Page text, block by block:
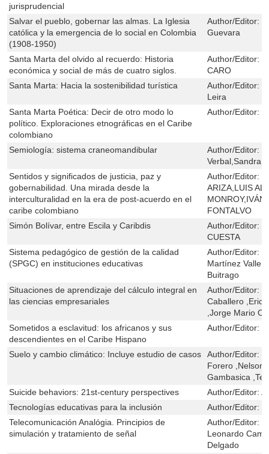
jurisprudencial
Salvar el pueblo, gobernar las almas. La Iglesia
católica y la emergencia de lo social en Colombia
(1908-1950)
Author/Editor:
Guevara
Santa Marta del olvido al recuerdo: Historia
económica y social de más de cuatro siglos.
Author/Editor:
CARO
Santa Marta: Hacia la sostenibilidad turística
Author/Editor:
Leira
Santa Marta Poética: Decir de otro modo lo
político. Exploraciones etnográficas en el Caribe
colombiano
Author/Editor:
Semiología: sistema craneomandibular Author/Editor:
Verbal,Sandra
Sentidos y significados de justicia, paz y
gobernabilidad. Una mirada desde la
interculturalidad en la era de post-acuerdo en el
caribe colombiano
Author/Editor:
ARIZA,LUIS
FONTALVO
Simón Bolívar, entre Escila y Caribdis
Author/Editor:
CUESTA
Sistema pedagógico de gestión de la calidad
(SPGC) en instituciones educativas
Author/Editor:
Martínez Valle
Buitrago
Situaciones de aprendizaje del cálculo integral en
las ciencias empresariales
Author/Editor:
Caballero ,Eric
,Jorge Mario
Sometidos a esclavitud: los africanos y sus
descendientes en el Caribe Hispano
Author/Editor:
Suelo y cambio climático: Incluye estudio de casos Author/Editor:
Forero ,Nelson
Gambasica
Suicide behaviors: 21st-century perspectives
Author/Editor:
Tecnologías educativas para la inclusión
Author/Editor:
Telecomunicación Analógia. Principios de
simulación y tratamiento de señal
Author/Editor:
Leonardo
Delgado